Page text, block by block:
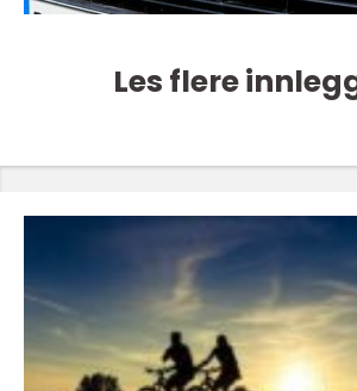
Les flere